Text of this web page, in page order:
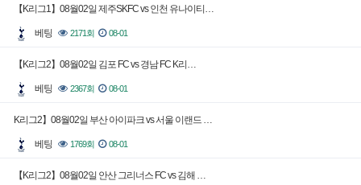
【K리그1】08월02일 제주SKFC vs 인천 유나이티…
베팅 2171회 08-01
【K리그2】08월02일 김포 FC vs 경남 FC K리…
베팅 2367회 08-01
K리그2】08월02일 부산 아이파크 vs 서울 이랜드 …
베팅 1769회 08-01
【K리그2】08월02일 안산 그리너스 FC vs 김해 …